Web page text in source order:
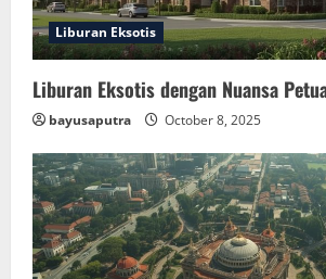
Liburan Eksotis
Liburan Eksotis dengan Nuansa
bayusaputra October 8, 2025